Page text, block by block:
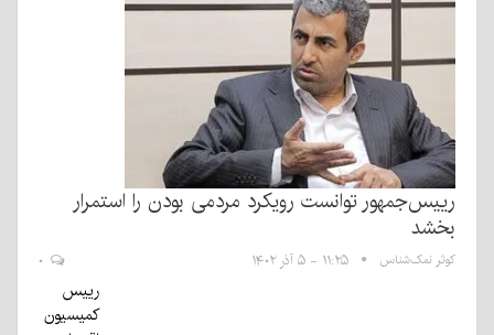
رییس‌جمهور توانست رویکرد مردمی بودن را استمرار
بخشد
کوثر نمک‌شناس ۱۱:۲۵ - ۵ آذر ۱۴۰۲
رییس
کمیسیون